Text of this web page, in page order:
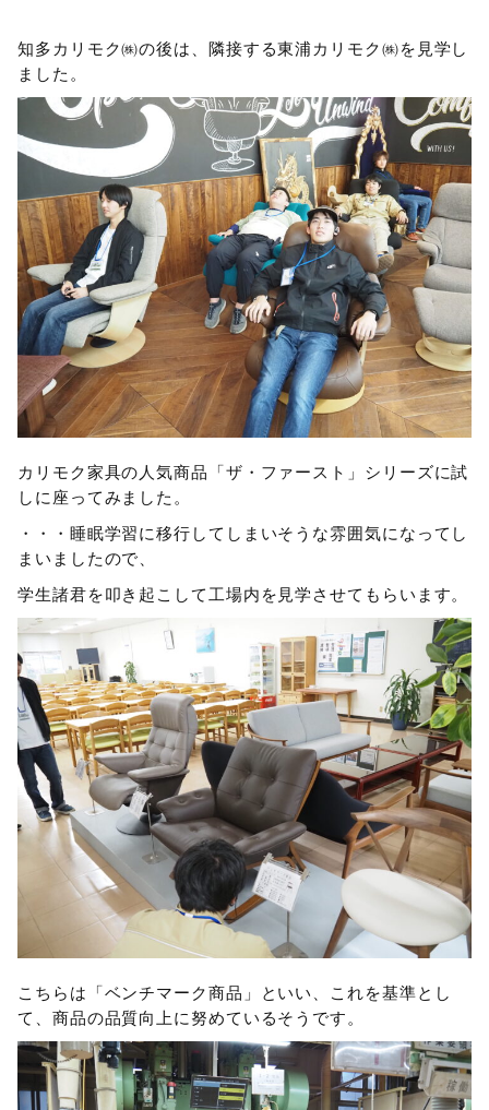
知多カリモク㈱の後は、隣接する東浦カリモク㈱を見学し
ました。
カリモク家具の人気商品「ザ・ファースト」シリーズに試
しに座ってみました。
・・・睡眠学習に移行してしまいそうな雰囲気になってし
まいましたので、
学生諸君を叩き起こして工場内を見学させてもらいます。
こちらは「ベンチマーク商品」といい、これを基準とし
て、商品の品質向上に努めているそうです。